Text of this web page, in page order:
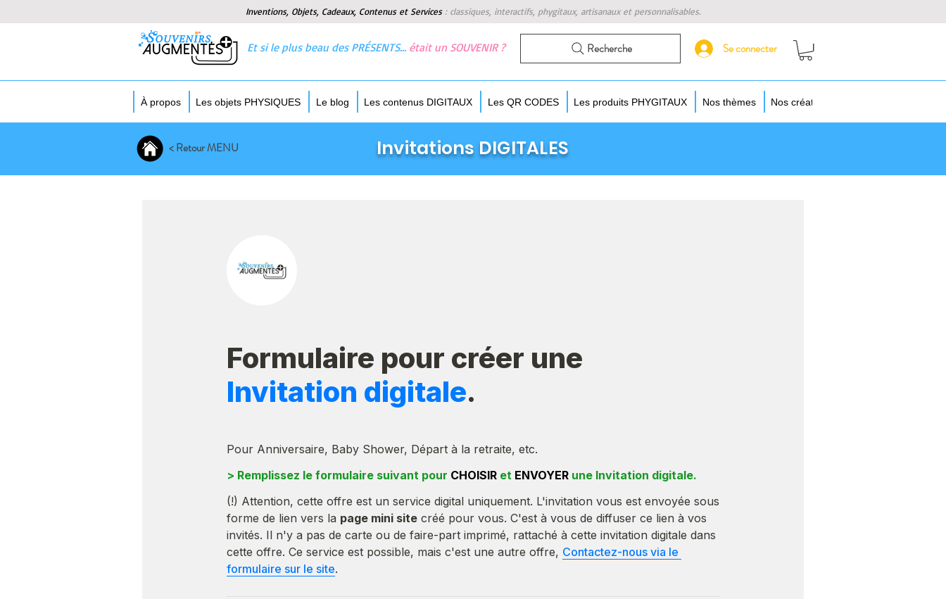
Inventions, Objets, Cadeaux, Contenus et Services : classiques, interactifs, phygitaux, artisanaux et personnalisables.
Et si le plus beau des PRÉSENTS… était un SOUVENIR ? Recherche Se connecter
À propos Les objets PHYSIQUES Le blog Les contenus DIGITAUX Les QR CODES Les produits PHYGITAUX Nos thèmes Nos créateurs
< Retour MENU Invitations DIGITALES